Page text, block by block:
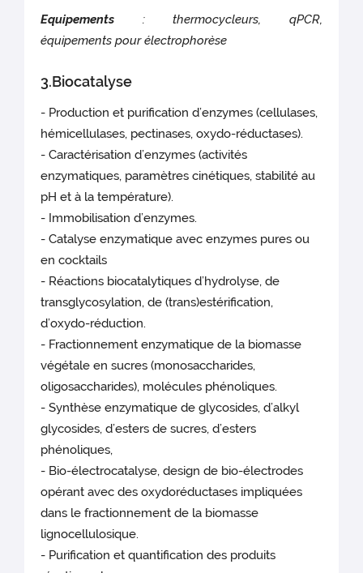
Equipements : thermocycleurs, qPCR,
équipements pour électrophorèse
3.Biocatalyse
- Production et purification d’enzymes (cellulases,
hémicellulases, pectinases, oxydo-réductases).
- Caractérisation d’enzymes (activités
enzymatiques, paramètres cinétiques, stabilité au
pH et à la température).
- Immobilisation d’enzymes.
- Catalyse enzymatique avec enzymes pures ou
en cocktails
- Réactions biocatalytiques d’hydrolyse, de
transglycosylation, de (trans)estérification,
d’oxydo-réduction.
- Fractionnement enzymatique de la biomasse
végétale en sucres (monosaccharides,
oligosaccharides), molécules phénoliques.
- Synthèse enzymatique de glycosides, d’alkyl
glycosides, d’esters de sucres, d’esters
phénoliques,
- Bio-électrocatalyse, design de bio-électrodes
opérant avec des oxydoréductases impliquées
dans le fractionnement de la biomasse
lignocellulosique.
- Purification et quantification des produits